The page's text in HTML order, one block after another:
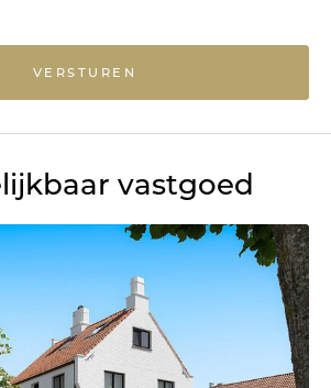
VERSTUREN
vastgoed